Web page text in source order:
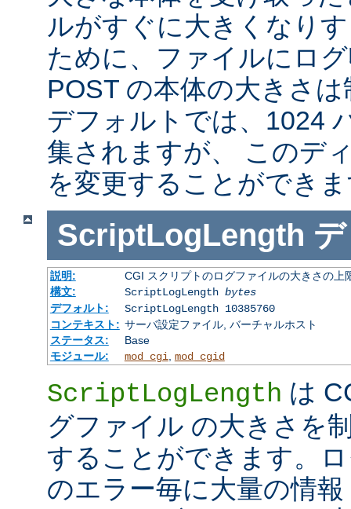
ルがすぐに大きくなり
ために、ファイルにロ
POST の本体の大きさ
デフォルトでは、1024
集されますが、 このデ
を変更することができ
ScriptLogLength
説明:
CGI スクリプトのログファイルの大きさの上
構文:
ScriptLogLength bytes
デフォルト:
ScriptLogLength 10385760
コンテキスト: サーバ設定ファイル, バーチャルホスト
ステータス:
Base
モジュール:
mod_cgi mod_cgid
ScriptLogLength は
グファイル の大きさを
することができます。
のエラー毎に大量の情